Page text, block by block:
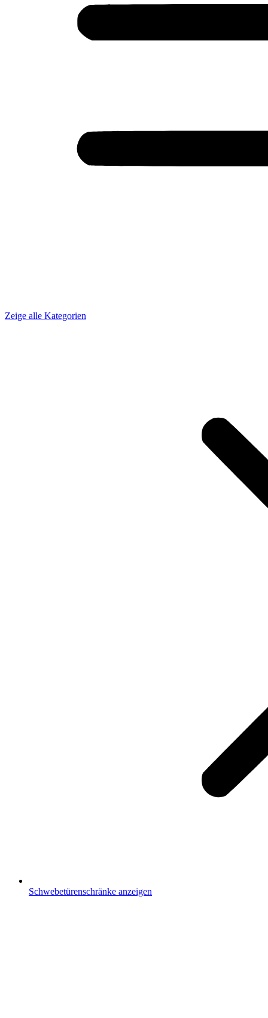
Zeige alle Kategorien
Schwebetürenschränke anzeigen